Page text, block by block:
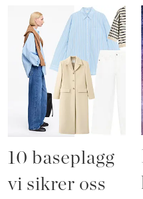
10 baseplagg
vi sikrer oss